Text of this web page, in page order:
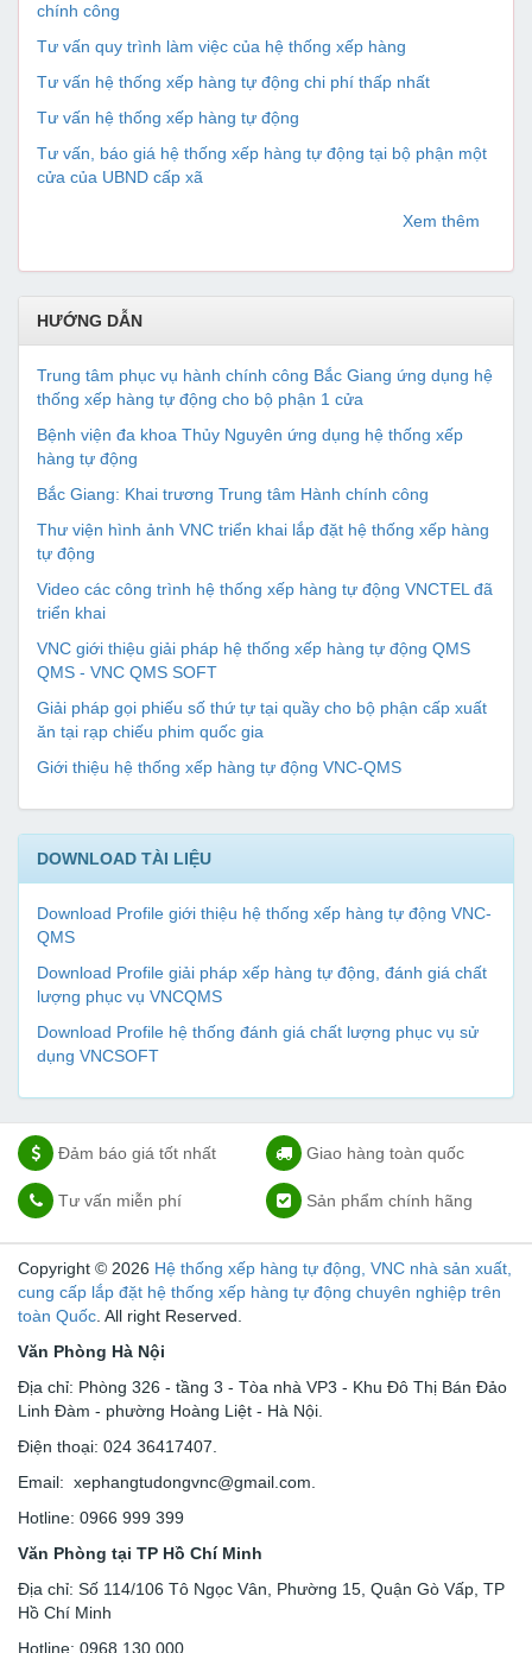
chính công
Tư vấn quy trình làm việc của hệ thống xếp hàng
Tư vấn hệ thống xếp hàng tự động chi phí thấp nhất
Tư vấn hệ thống xếp hàng tự động
Tư vấn, báo giá hệ thống xếp hàng tự động tại bộ phận một
cửa của UBND cấp xã
Xem thêm
HƯỚNG DẪN
Trung tâm phục vụ hành chính công Bắc Giang ứng dụng hệ
thống xếp hàng tự động cho bộ phận 1 cửa
Bệnh viện đa khoa Thủy Nguyên ứng dụng hệ thống xếp
hàng tự động
Bắc Giang: Khai trương Trung tâm Hành chính công
Thư viện hình ảnh VNC triển khai lắp đặt hệ thống xếp hàng
tự động
Video các công trình hệ thống xếp hàng tự động VNCTEL đã
triển khai
VNC giới thiệu giải pháp hệ thống xếp hàng tự động QMS
QMS - VNC QMS SOFT
Giải pháp gọi phiếu số thứ tự tại quầy cho bộ phận cấp xuất
ăn tại rạp chiếu phim quốc gia
Giới thiệu hệ thống xếp hàng tự động VNC-QMS
DOWNLOAD TÀI LIỆU
Download Profile giới thiệu hệ thống xếp hàng tự động VNC-
QMS
Download Profile giải pháp xếp hàng tự động, đánh giá chất
lượng phục vụ VNCQMS
Download Profile hệ thống đánh giá chất lượng phục vụ sử
dụng VNCSOFT
Đảm báo giá tốt nhất Giao hàng toàn quốc
Tư vấn miễn phí Sản phẩm chính hãng
Copyright © 2026 Hệ thống xếp hàng tự động, VNC nhà sản xuất,
cung cấp lắp đặt hệ thống xếp hàng tự động chuyên nghiệp trên
toàn Quốc . All right Reserved.
Văn Phòng Hà Nội
Địa chỉ: Phòng 326 - tầng 3 - Tòa nhà VP3 - Khu Đô Thị Bán Đảo
Linh Đàm - phường Hoàng Liệt - Hà Nội.
Điện thoại: 024 36417407.
Email: xephangtudongvnc@gmail.com.
Hotline: 0966 999 399
Văn Phòng tại TP Hồ Chí Minh
Địa chỉ: Số 114/106 Tô Ngọc Vân, Phường 15, Quận Gò Vấp, TP
Hồ Chí Minh
Hotline: 0968 130 000